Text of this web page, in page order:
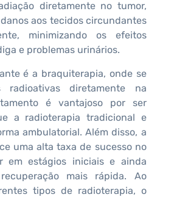
diretamente no tumor,
aos tecidos circundantes
minimizando os efeitos
e problemas urinários.
é a braquiterapia, onde se
radioativas diretamente na
é vantajoso por ser
a radioterapia tradicional e
ambulatorial. Além disso, a
uma alta taxa de sucesso no
em estágios iniciais e ainda
mais rápida. Ao
tipos de radioterapia, o